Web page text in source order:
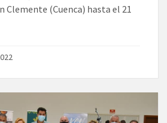
Clemente (Cuenca) hasta el 21